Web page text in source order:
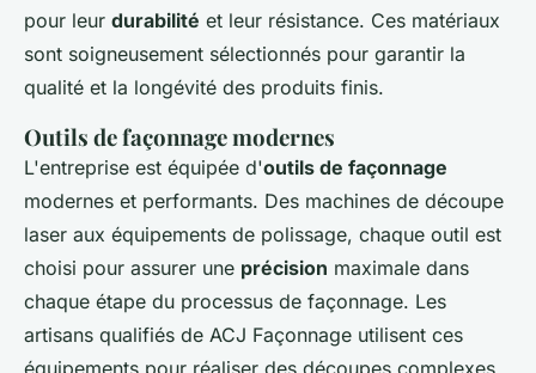
pour leur durabilité et leur résistance. Ces matériaux
sont soigneusement sélectionnés pour garantir la
qualité et la longévité des produits finis.
Outils de façonnage modernes
L'entreprise est équipée d'outils de façonnage
modernes et performants. Des machines de découpe
laser aux équipements de polissage, chaque outil est
choisi pour assurer une précision maximale dans
chaque étape du processus de façonnage. Les
artisans qualifiés de ACJ Façonnage utilisent ces
équipements pour réaliser des découpes complexes